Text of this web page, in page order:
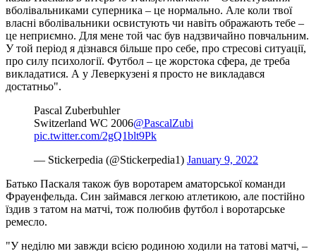
вболівальниками суперника – це нормально. Але коли твої
власні вболівальники освистують чи навіть ображають тебе –
це неприємно. Для мене той час був надзвичайно повчальним.
У той період я дізнався більше про себе, про стресові ситуації,
про силу психології. Футбол – це жорстока сфера, де треба
викладатися. А у Леверкузені я просто не викладався
достатньо".
Pascal Zuberbuhler
Switzerland WC 2006@PascalZubi
pic.twitter.com/2gQ1blt9Pk
— Stickerpedia (@Stickerpedia1) January 9, 2022
Батько Паскаля також був воротарем аматорської команди
Фрауенфельда. Син займався легкою атлетикою, але постійно
їздив з татом на матчі, тож полюбив футбол і воротарське
ремесло.
"У неділю ми завжди всією родиною ходили на татові матчі, –